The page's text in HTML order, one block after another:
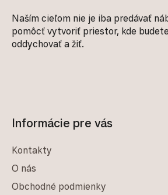
Naším cieľom nie je iba predávať
pomôcť vytvoriť priestor, kde
oddychovať a žiť.
Informácie pre vás
Kontakty
O nás
Obchodné podmienky